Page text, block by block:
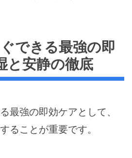
できる最強の即
と安静の徹底
最強の即効ケアとして、
ることが重要です。